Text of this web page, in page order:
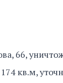
66,
кв.м,